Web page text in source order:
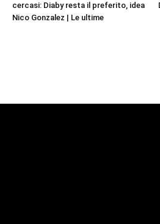
cercasi: Diaby resta il preferito, idea
Nico Gonzalez | Le ultime